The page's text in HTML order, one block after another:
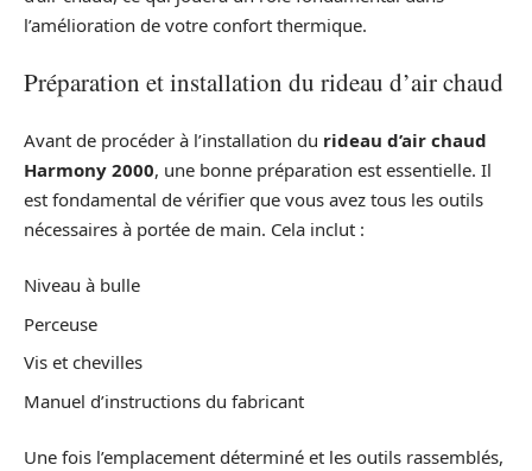
l’amélioration de votre confort thermique.
Préparation et installation du rideau d’air chaud
Avant de procéder à l’installation du rideau d’air chaud
Harmony 2000, une bonne préparation est essentielle. Il
est fondamental de vérifier que vous avez tous les outils
nécessaires à portée de main. Cela inclut :
Niveau à bulle
Perceuse
Vis et chevilles
Manuel d’instructions du fabricant
Une fois l’emplacement déterminé et les outils rassemblés,